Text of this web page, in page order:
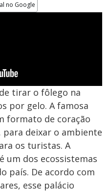
no Google
tirar o fôlego na
por gelo. A famosa
formato de coração
deixar o ambiente
os turistas. A
um dos ecossistemas
país. De acordo com
esse palácio